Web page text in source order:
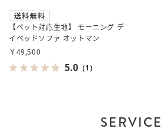
【ペット対応生地】 モーニング デ
イベッドソファ オットマン
￥49,500
5.0 （1）
SERVICE